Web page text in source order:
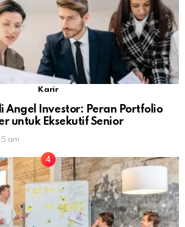
Karir
Angel Investor: Peran Portfolio
untuk Eksekutif Senior
am